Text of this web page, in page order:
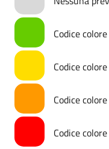
Codice
Codice
Codice
Codice